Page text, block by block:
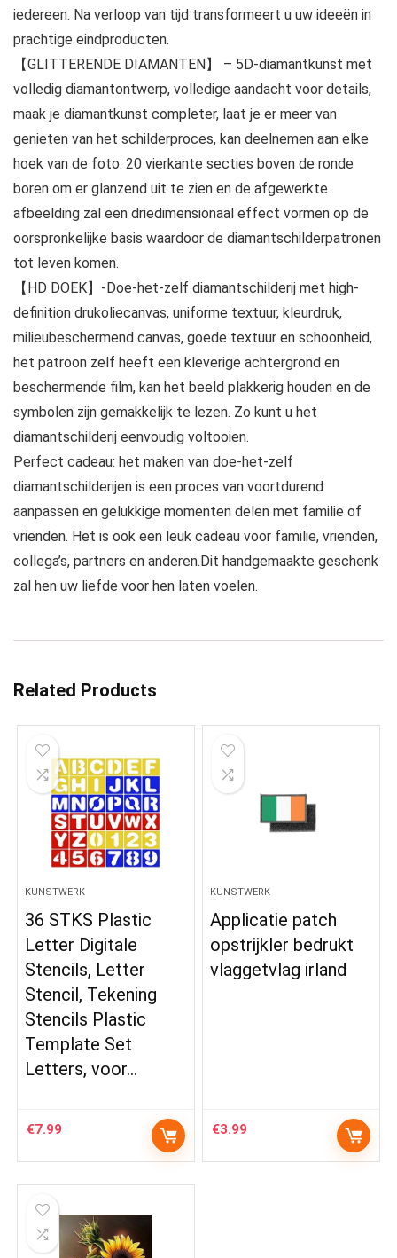
iedereen. Na verloop van tijd transformeert u uw ideeën in
prachtige eindproducten.
【GLITTERENDE DIAMANTEN】 – 5D-diamantkunst met
volledig diamantontwerp, volledige aandacht voor details,
maak je diamantkunst completer, laat je er meer van
genieten van het schilderproces, kan deelnemen aan elke
hoek van de foto. 20 vierkante secties boven de ronde
boren om er glanzend uit te zien en de afgewerkte
afbeelding zal een driedimensionaal effect vormen op de
oorspronkelijke basis waardoor de diamantschilderpatronen
tot leven komen.
【HD DOEK】-Doe-het-zelf diamantschilderij met high-
definition drukoliecanvas, uniforme textuur, kleurdruk,
milieubeschermend canvas, goede textuur en schoonheid,
het patroon zelf heeft een kleverige achtergrond en
beschermende film, kan het beeld plakkerig houden en de
symbolen zijn gemakkelijk te lezen. Zo kunt u het
diamantschilderij eenvoudig voltooien.
Perfect cadeau: het maken van doe-het-zelf
diamantschilderijen is een proces van voortdurend
aanpassen en gelukkige momenten delen met familie of
vrienden. Het is ook een leuk cadeau voor familie, vrienden,
collega’s, partners en anderen.Dit handgemaakte geschenk
zal hen uw liefde voor hen laten voelen.
Related Products
KUNSTWERK
36 STKS Plastic
Letter Digitale
Stencils, Letter
Stencil, Tekening
Stencils Plastic
Template Set
Letters, voor…
€7.99
KUNSTWERK
Applicatie patch
opstrijkler bedrukt
vlaggetvlag irland
€3.99